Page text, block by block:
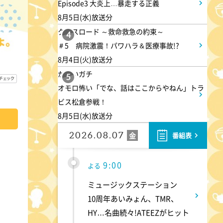
Episode3 大炎上…暴走する正義
8月5日(水)放送分
4
クロスロード ～救命救急の約束～
＃5 病院激震！パワハラ＆医療事故!?
8月4日(火)放送分
5
かまいガチ
オモロ怖い「でな、話はここからやねん」トラ
ビス松倉参戦！
8月5日(水)放送分
2026.08.07 金 番組表
よる 8:00
マツコ&有吉 かりそめ天国
M-1王者たくろうの滋賀の魅力
プレゼンツアー
よる 8:54
私の幸福時間
よる 9:00
ミュージックステーション
10周年あいみょん、TMR、
HY…名曲続々!ATEEZがヒット